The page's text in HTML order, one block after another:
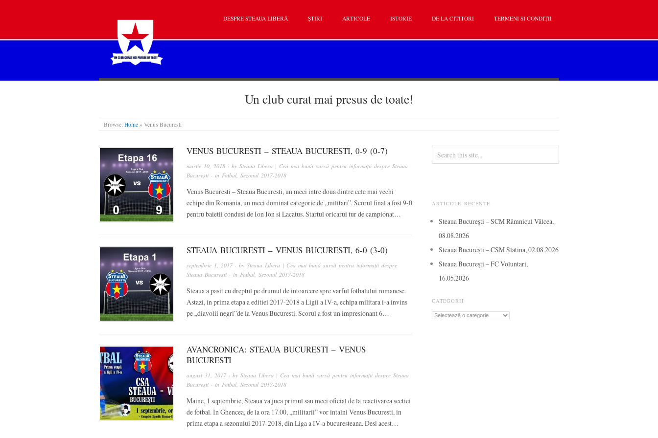
STEAUA LIBERĂ
DESPRE STEAUA LIBERĂ ȘTIRI ARTICOLE ISTORIE DE LA CITITORI TERMENI SI CONDIȚII
Un club curat mai presus de toate!
Browse: Home » Venus Bucuresti
VENUS BUCURESTI – STEAUA BUCURESTI, 0-9 (0-7)
martie 10, 2018 · by Steaua Libera | Cea mai bună sursă pentru informații despre Steaua
București · in Fotbal, Sezonul 2017-2018
Venus Bucuresti – Steaua Bucuresti, un meci intre doua dintre cele mai vechi
echipe din Romania, un meci dominat categoric de „militari”. Scorul final a fost 9-0
pentru baietii condusi de Ion Ion si Lacatus. Startul oricarui tur de campionat…
STEAUA BUCURESTI – VENUS BUCURESTI, 6-0 (3-0)
septembrie 1, 2017 · by Steaua Libera | Cea mai bună sursă pentru informații despre
Steaua București · in Fotbal, Sezonul 2017-2018
Steaua a pasit cu dreptul pe drumul de intoarcere spre varful fotbalului romanesc.
Astazi, in prima etapa a editiei 2017-2018 a Ligii a IV-a, echipa militara i-a invins
pe „diavolii negri”de la Venus Bucuresti. Scorul a fost un impresionant 6…
AVANCRONICA: STEAUA BUCURESTI – VENUS
BUCURESTI
august 31, 2017 · by Steaua Libera | Cea mai bună sursă pentru informații despre Steaua
București · in Fotbal, Sezonul 2017-2018
Maine, 1 septembrie, Steaua va juca primul sau meci oficial de la reactivarea sectiei
de fotbal. In Ghencea, de la ora 17.00, „militarii” vor intalni Venus Bucuresti, in
prima etapa a sezonului 2017-2018, din Liga a IV-a bucuresteana. Desi acest…
ARTICOLE RECENTE
Steaua București – SCM Râmnicul Vâlcea,
08.08.2026
Steaua București – CSM Slatina, 02.08.2026
Steaua București – FC Voluntari,
16.05.2026
CATEGORII
Categorii